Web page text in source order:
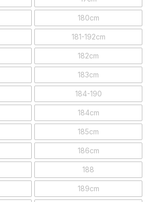
180cm
181-192cm
182cm
183cm
184-190
184cm
185cm
186cm
188
189cm